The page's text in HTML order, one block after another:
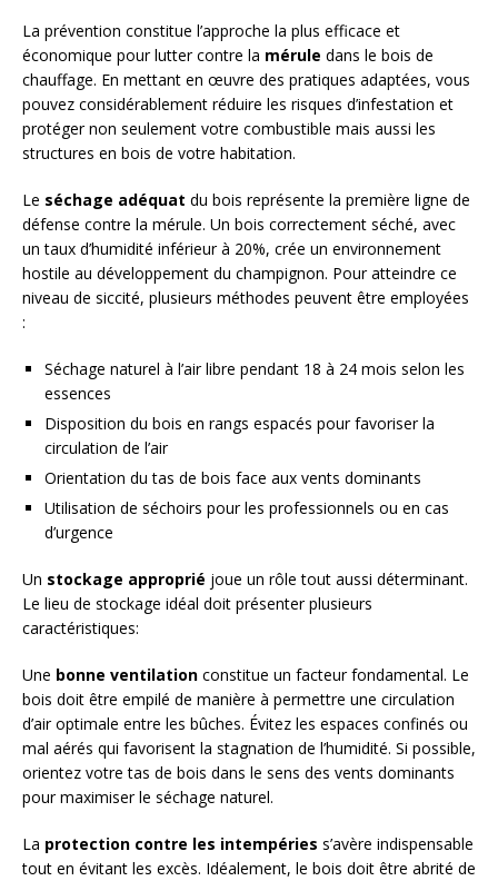
La prévention constitue l’approche la plus efficace et
économique pour lutter contre la mérule dans le bois de
chauffage. En mettant en œuvre des pratiques adaptées, vous
pouvez considérablement réduire les risques d’infestation et
protéger non seulement votre combustible mais aussi les
structures en bois de votre habitation.
Le séchage adéquat du bois représente la première ligne de
défense contre la mérule. Un bois correctement séché, avec
un taux d’humidité inférieur à 20%, crée un environnement
hostile au développement du champignon. Pour atteindre ce
niveau de siccité, plusieurs méthodes peuvent être employées
:
Séchage naturel à l’air libre pendant 18 à 24 mois selon les
essences
Disposition du bois en rangs espacés pour favoriser la
circulation de l’air
Orientation du tas de bois face aux vents dominants
Utilisation de séchoirs pour les professionnels ou en cas
d’urgence
Un stockage approprié joue un rôle tout aussi déterminant.
Le lieu de stockage idéal doit présenter plusieurs
caractéristiques:
Une bonne ventilation constitue un facteur fondamental. Le
bois doit être empilé de manière à permettre une circulation
d’air optimale entre les bûches. Évitez les espaces confinés ou
mal aérés qui favorisent la stagnation de l’humidité. Si possible,
orientez votre tas de bois dans le sens des vents dominants
pour maximiser le séchage naturel.
La protection contre les intempéries s’avère indispensable
tout en évitant les excès. Idéalement, le bois doit être abrité de